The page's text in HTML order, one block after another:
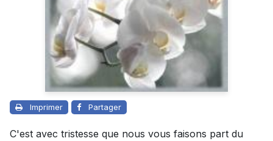
Imprimer Partager
C'est avec tristesse que nous vous faisons part du